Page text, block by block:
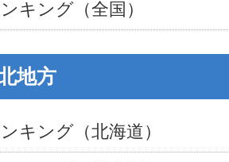
キング（全国）
地方
キング（北海道）